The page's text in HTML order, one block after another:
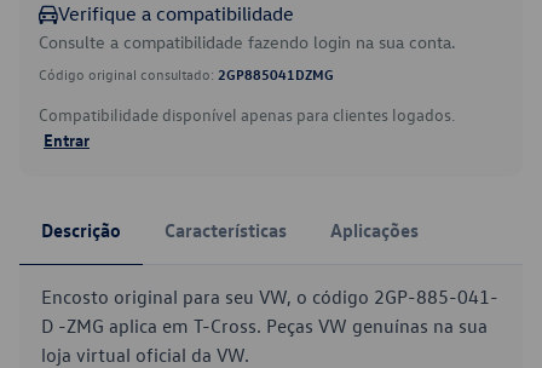
Verifique a compatibilidade
Consulte a compatibilidade fazendo login na sua conta.
Código original consultado: 2GP885041DZMG
Compatibilidade disponível apenas para clientes logados.
Entrar
Descrição Características Aplicações
Encosto original para seu VW, o código 2GP-885-041-
D -ZMG aplica em T-Cross. Peças VW genuínas na sua
loja virtual oficial da VW.